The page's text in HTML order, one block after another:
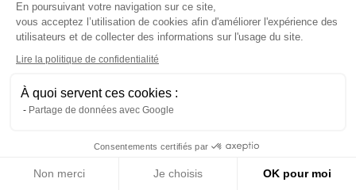
En poursuivant votre navigation sur ce site,
vous acceptez l’utilisation de cookies afin d'améliorer l'expérience des
utilisateurs et de collecter des informations sur l'usage du site.
Lire la politique de confidentialité
À quoi servent ces cookies :
Partage de données avec Google
Consentements certifiés par
Non merci Je choisis OK pour moi